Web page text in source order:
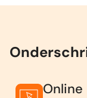
Online